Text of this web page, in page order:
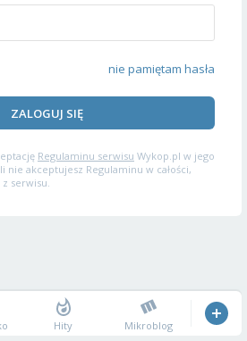
nie pamiętam hasła
ZALOGUJ SIĘ
Regulaminu serwisu Wykop.pl w jego
nie akceptujesz Regulaminu w całości,
serwisu.
Hity Mikroblog